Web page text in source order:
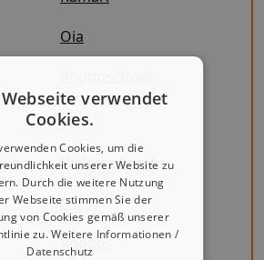
Oia
Weitere Inseln
Paros
Rhodos
verwendet
Cookies.
Cookies, um die
unserer Website zu
Durch die weitere Nutzung
Webseite stimmen Sie der
von Cookies gemäß unserer
zu.Weitere Informationen /
Datenschutz